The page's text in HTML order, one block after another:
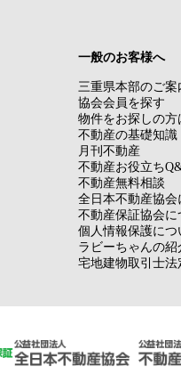
一般のお客様へ
三重県本部のご案
協会会員を探す
物件をお探しの方
不動産の基礎知識
月刊不動産
不動産お役立ち
不動産無料相談
全日本不動産協会
不動産保証協会に
個人情報保護につ
ラビーちゃんの紹
宅地建物取引士